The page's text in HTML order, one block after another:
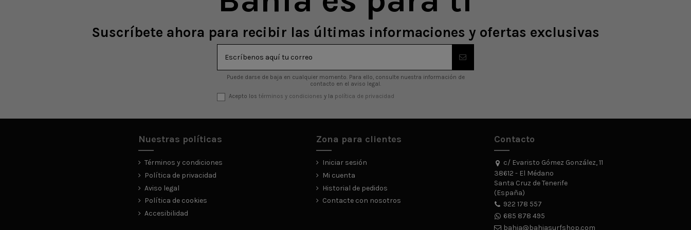
Suscríbete ahora para recibir las últimas informaciones y ofertas exclusivas
Puede darse de baja en cualquier momento. Para ello, consulte nuestra información de
contacto en el aviso legal.
Acepto los términos y condiciones y la política de privacidad
Nuestras políticas
Términos y condiciones
Política de privacidad
Aviso legal
Política de cookies
Accesibilidad
Zona para clientes
Iniciar sesión
Mi cuenta
Historial de pedidos
Contacte con nosotros
Contacto
c/ Evaristo Gómez González, 11
38612 - El Médano
Santa Cruz de Tenerife
(España)
922 178 557
685 878 495
bahia@bahiasurfshop.com